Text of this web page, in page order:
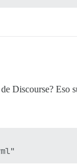
Discourse? Eso